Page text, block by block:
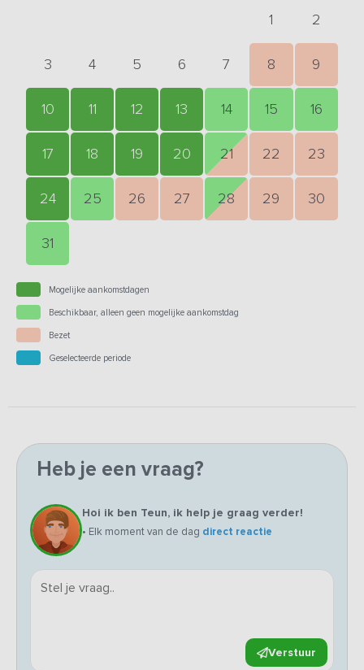
1 2
3 4 5 6 7 8 9
10 11 12 13 14 15 16
17 18 19 20 21 22 23
24 25 26 27 28 29 30
31
Mogelijke aankomstdagen
Beschikbaar, alleen geen mogelijke aankomstdag
Bezet
Geselecteerde periode
Heb je een vraag?
Hoi ik ben Teun, ik help je graag verder!
• Elk moment van de dag direct reactie
Verstuur